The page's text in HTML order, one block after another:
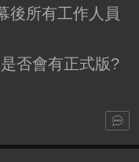
後所有工作人員
否會有正式版?